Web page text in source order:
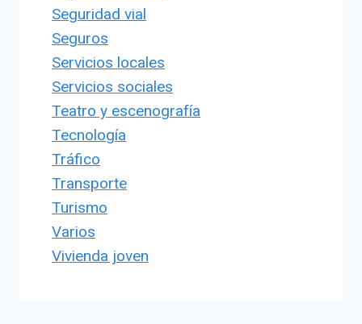
Seguridad vial
Seguros
Servicios locales
Servicios sociales
Teatro y escenografía
Tecnología
Tráfico
Transporte
Turismo
Varios
Vivienda joven